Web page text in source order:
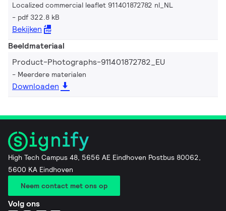
Localized commercial leaflet 911401872782 nl_NL
pdf 322.8 kB
Bekijken
Beeldmateriaal
Product-Photographs-911401872782_EU
Meerdere materialen
Downloaden
High Tech Campus 48, 5656 AE Eindhoven Postbus 80062,
5600 KA Eindhoven
Neem contact met ons op
Volg ons